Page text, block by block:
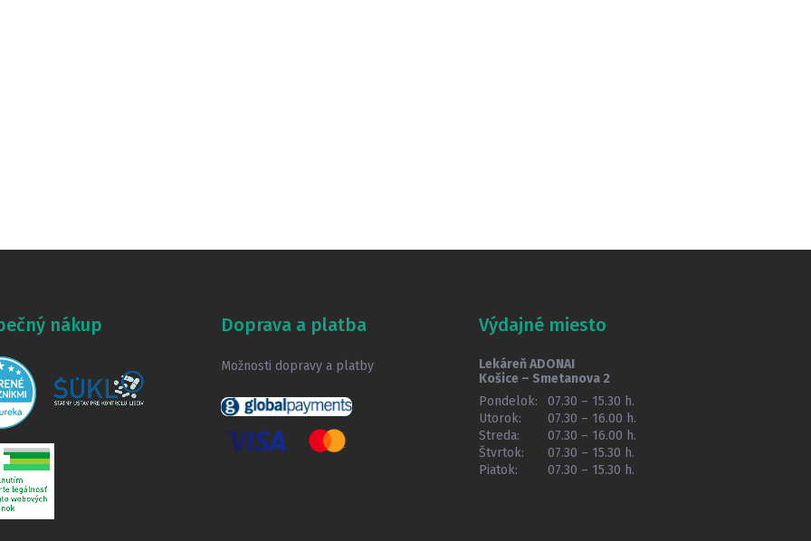
nákup Doprava a platba
Možnosti dopravy a platby
Výdajné miesto
Lekáreň ADONAI
Košice – Smetanova 2
Pondelok:
07.30 – 15.30 h.
Utorok:
07.30 – 16.00 h.
Streda:
07.30 – 16.00 h.
Štvrtok:
07.30 – 15.30 h.
Piatok:
07.30 – 15.30 h.